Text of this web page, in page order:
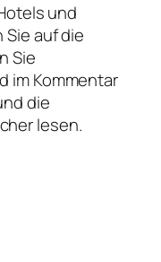
und
auf die
Sie
im Kommentar
die
lesen.